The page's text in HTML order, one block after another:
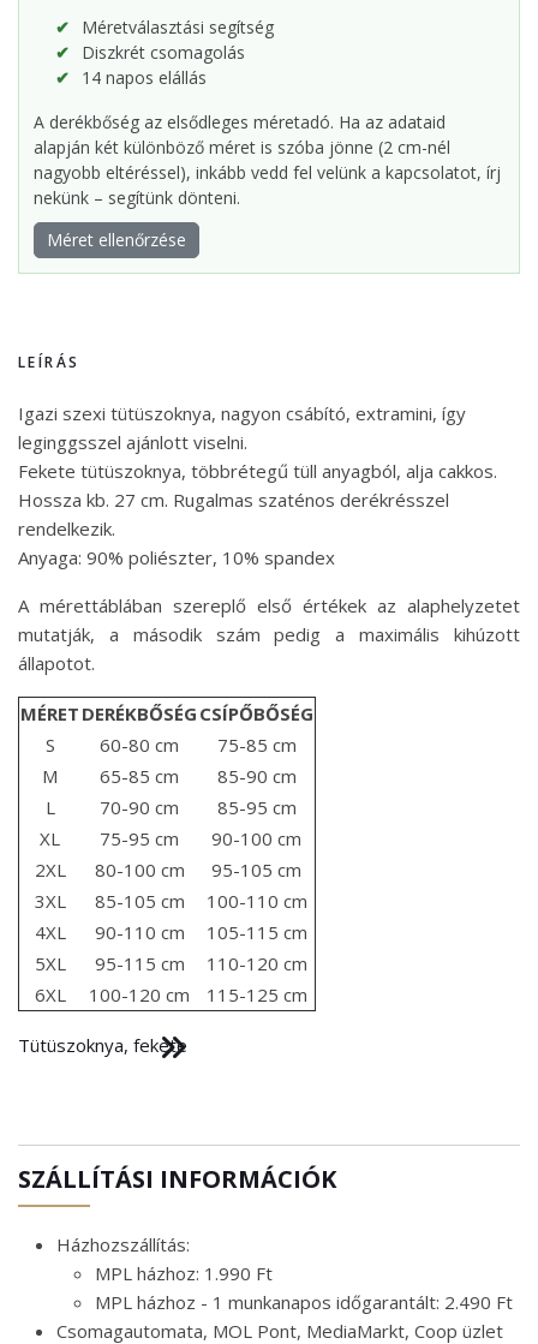
Méretválasztási segítség
Diszkrét csomagolás
14 napos elállás
A derékbőség az elsődleges méretadó. Ha az adataid
alapján két különböző méret is szóba jönne (2 cm-nél
nagyobb eltéréssel), inkább vedd fel velünk a kapcsolatot, írj
nekünk – segítünk dönteni.
Méret ellenőrzése
LEÍRÁS
Igazi szexi tütüszoknya, nagyon csábító, extramini, így
leginggsszel ajánlott viselni.
Fekete tütüszoknya, többrétegű tüll anyagból, alja cakkos.
Hossza kb. 27 cm. Rugalmas szaténos derékrésszel
rendelkezik.
Anyaga: 90% poliészter, 10% spandex
A mérettáblában szereplő első értékek az alaphelyzetet
mutatják, a második szám pedig a maximális kihúzott
állapotot.
MÉRET DERÉKBŐSÉG CSÍPŐBŐSÉG
S
60-80 cm
75-85 cm
M
65-85 cm
85-90 cm
L
70-90 cm
85-95 cm
XL
75-95 cm
90-100 cm
2XL
80-100 cm
95-105 cm
3XL
85-105 cm
100-110 cm
4XL
90-110 cm
105-115 cm
5XL
95-115 cm
110-120 cm
6XL
100-120 cm 115-125 cm
Tütüszoknya, fekete
SZÁLLÍTÁSI INFORMÁCIÓK
Házhozszállítás:
MPL házhoz: 1.990 Ft
MPL házhoz - 1 munkanapos időgarantált: 2.490 Ft
Csomagautomata, MOL Pont, MediaMarkt, Coop üzlet